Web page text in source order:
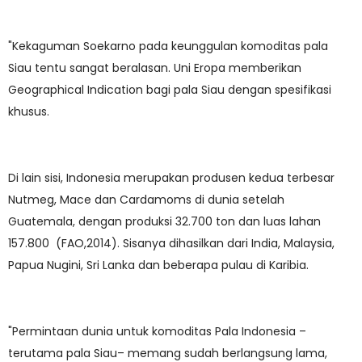
"Kekaguman Soekarno pada keunggulan komoditas pala
Siau tentu sangat beralasan. Uni Eropa memberikan
Geographical Indication bagi pala Siau dengan spesifikasi
khusus.
Di lain sisi, Indonesia merupakan produsen kedua terbesar
Nutmeg, Mace dan Cardamoms di dunia setelah
Guatemala, dengan produksi 32.700 ton dan luas lahan
157.800 (FAO,2014). Sisanya dihasilkan dari India, Malaysia,
Papua Nugini, Sri Lanka dan beberapa pulau di Karibia.
"Permintaan dunia untuk komoditas Pala Indonesia –
terutama pala Siau– memang sudah berlangsung lama,